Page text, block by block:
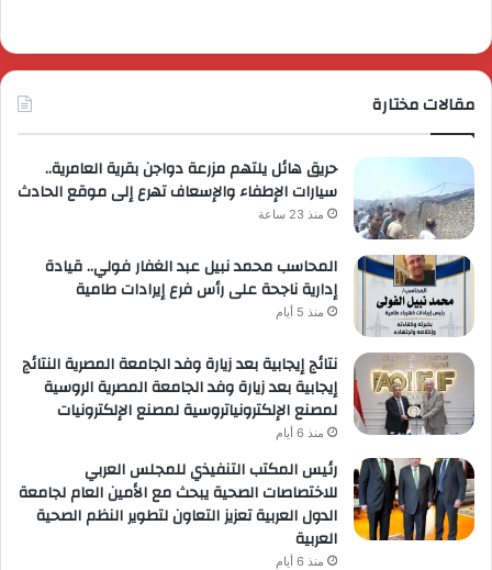
مقالات مختارة
حريق هائل يلتهم مزرعة دواجن بقرية العامرية..
سيارات الإطفاء والإسعاف تهرع إلى موقع الحادث
منذ 23 ساعة
المحاسب محمد نبيل عبد الغفار فولي.. قيادة
إدارية ناجحة على رأس فرع إيرادات طامية
منذ 5 أيام
نتائج إيجابية بعد زيارة وفد الجامعة المصرية النتائج
إيجابية بعد زيارة وفد الجامعة المصرية الروسية
لمصنع الإلكترونياتروسية لمصنع الإلكترونيات
منذ 6 أيام
رئيس المكتب التنفيذي للمجلس العربي
للاختصاصات الصحية يبحث مع الأمين العام لجامعة
الدول العربية تعزيز التعاون لتطوير النظم الصحية
العربية
منذ 6 أيام